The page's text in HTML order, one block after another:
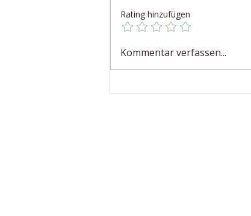
Zeit für eine Auszeit in der
Natur
Rating hinzufügen
Kommentar verfassen...